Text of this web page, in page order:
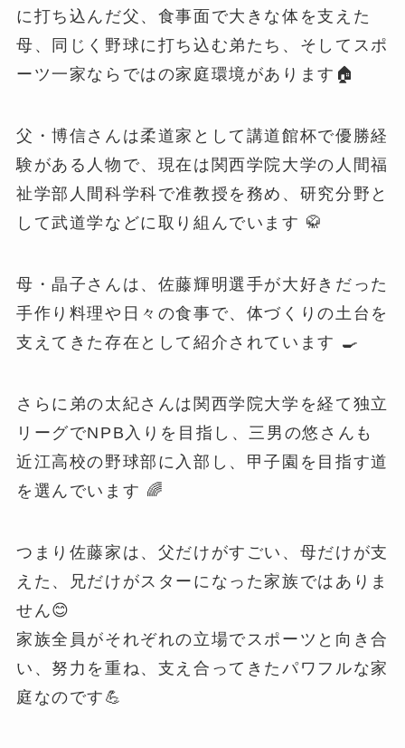
に打ち込んだ父、食事面で大きな体を支えた
母、同じく野球に打ち込む弟たち、そしてスポ
ーツ一家ならではの家庭環境があります🏠
父・博信さんは柔道家として講道館杯で優勝経
験がある人物で、現在は関西学院大学の人間福
祉学部人間科学科で准教授を務め、研究分野と
して武道学などに取り組んでいます 🥋
母・晶子さんは、佐藤輝明選手が大好きだった
手作り料理や日々の食事で、体づくりの土台を
支えてきた存在として紹介されています 🍳
さらに弟の太紀さんは関西学院大学を経て独立
リーグでNPB入りを目指し、三男の悠さんも
近江高校の野球部に入部し、甲子園を目指す道
を選んでいます 🌈
つまり佐藤家は、父だけがすごい、母だけが支
えた、兄だけがスターになった家族ではありま
せん😊
家族全員がそれぞれの立場でスポーツと向き合
い、努力を重ね、支え合ってきたパワフルな家
庭なのです💪